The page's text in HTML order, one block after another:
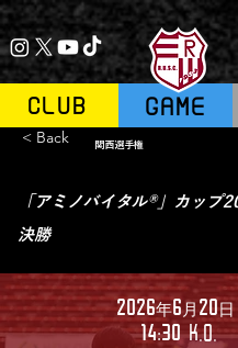
GAME
CLUB
< Back 関西選手権
「アミノバイタル®」カッ
決勝
2026年6月20日
14:30 K.O.